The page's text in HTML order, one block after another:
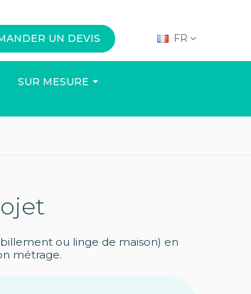
UN DEVIS FR
SUR MESURE
ou linge de maison) en
métrage.